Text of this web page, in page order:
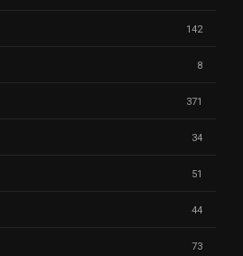
142
8
371
34
51
44
73